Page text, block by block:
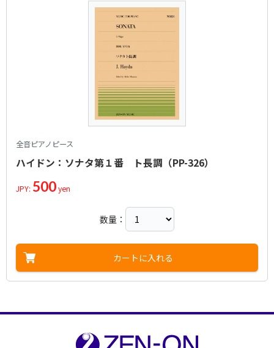
全音ピアノピース
ハイドン：ソナタ第１番 ト長調（PP-326）
JPY: 500yen
数量：
カートに入れる